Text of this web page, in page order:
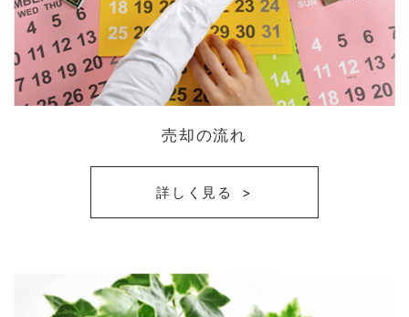
売却の流れ
詳しく見る